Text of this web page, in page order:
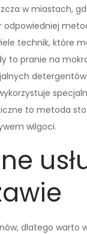
w miastach,
odpowiedniej
technik, które
to pranie na
to metoda
wilgoci.
dlatego warto